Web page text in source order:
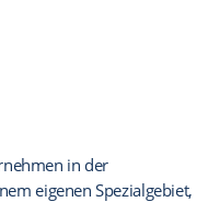
in der
eigenen Spezialgebiet,